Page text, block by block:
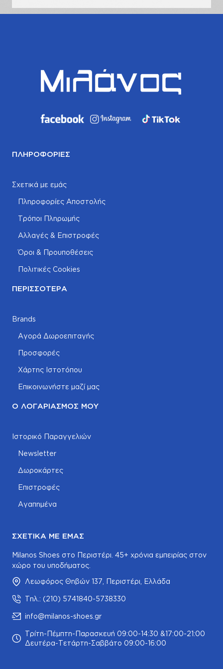
ΠΛΗΡΟΦΟΡΊΕΣ
Σχετικά με εμάς
Πληροφορίες Αποστολής
Τρόποι Πληρωμής
Αλλαγές & Επιστροφές
Όροι & Προυποθέσεις
Πολιτικές Cookies
ΠΕΡΙΣΣΌΤΕΡΑ
Brands
Αγορά Δωροεπιταγής
Προσφορές
Χάρτης Ιστοτόπου
Επικοινωνήστε μαζί μας
Ο ΛΟΓΑΡΙΑΣΜΌΣ ΜΟΥ
Ιστορικό Παραγγελιών
Newsletter
Δωροκάρτες
Επιστροφές
Αγαπημένα
ΣΧΕΤΙΚΆ ΜΕ ΕΜΆΣ
Milanos Shoes στο Περιστέρι. 45+ χρόνια εμπειρίας στον
χώρο του υποδήματος.
Λεωφόρος Θηβών 137, Περιστέρι, Ελλάδα
Τηλ.: (210) 5741840-5738330
info@milanos-shoes.gr
Τρίτη-Πέμπτη-Παρασκευή 09:00-14:30 &17:00-21:00
Δευτέρα-Τετάρτη-Σαββάτο 09:00-16:00